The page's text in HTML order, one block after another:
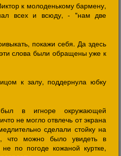
к молоденькому бармену,
всех и всюду, - "нам две
покажи себя. Да здесь
слова были обращены уже к
к залу, поддернула юбку
в игноре окружающей
не могло отвлечь от экрана
сделали стойку на
что можно было увидеть в
по погоде кожаной куртке,